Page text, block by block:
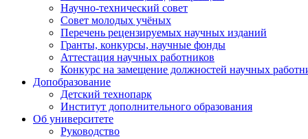
Научно-технический совет
Совет молодых учёных
Перечень рецензируемых научных изданий
Гранты, конкурсы, научные фонды
Аттестация научных работников
Конкурс на замещение должностей научных
Допобразование
Детский технопарк
Институт дополнительного образования
Об университете
Руководство